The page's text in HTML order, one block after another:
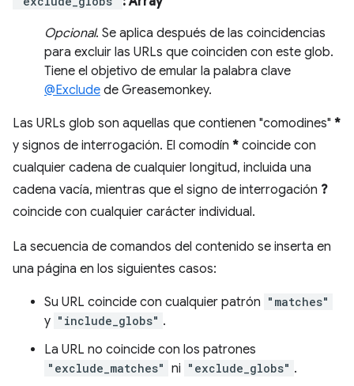
Opcional. Se aplica después de las coincidencias
para excluir las URLs que coinciden con este glob.
Tiene el objetivo de emular la palabra clave
@Exclude de Greasemonkey.
Las URLs glob son aquellas que contienen "comodines" *
y signos de interrogación. El comodín * coincide con
cualquier cadena de cualquier longitud, incluida una
cadena vacía, mientras que el signo de interrogación ?
coincide con cualquier carácter individual.
La secuencia de comandos del contenido se inserta en
una página en los siguientes casos:
Su URL coincide con cualquier patrón "matches"
y "include_globs" .
La URL no coincide con los patrones
"exclude_matches" ni "exclude_globs" .